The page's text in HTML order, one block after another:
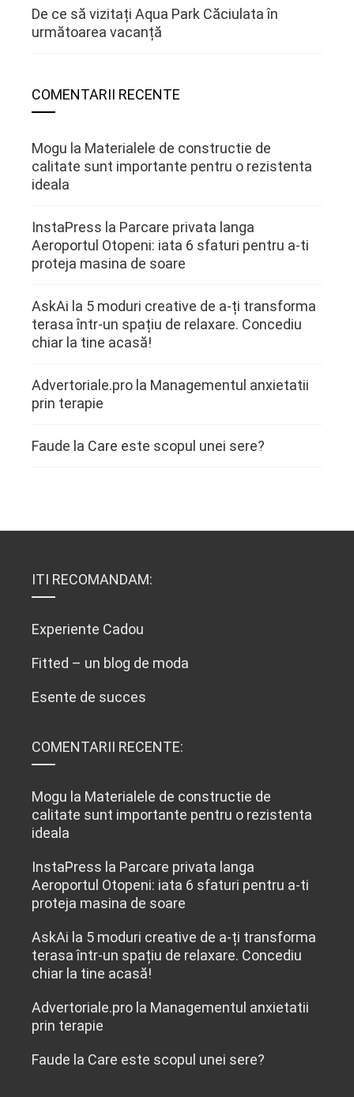
De ce să vizitați Aqua Park Căciulata în
următoarea vacanță
COMENTARII RECENTE
Mogu la Materialele de constructie de
calitate sunt importante pentru o rezistenta
ideala
InstaPress la Parcare privata langa
Aeroportul Otopeni: iata 6 sfaturi pentru a-ti
proteja masina de soare
AskAi la 5 moduri creative de a-ți transforma
terasa într-un spațiu de relaxare. Concediu
chiar la tine acasă!
Advertoriale.pro la Managementul anxietatii
prin terapie
Faude la Care este scopul unei sere?
ITI RECOMANDAM:
Experiente Cadou
Fitted – un blog de moda
Esente de succes
COMENTARII RECENTE:
Mogu la Materialele de constructie de
calitate sunt importante pentru o rezistenta
ideala
InstaPress la Parcare privata langa
Aeroportul Otopeni: iata 6 sfaturi pentru a-ti
proteja masina de soare
AskAi la 5 moduri creative de a-ți transforma
terasa într-un spațiu de relaxare. Concediu
chiar la tine acasă!
Advertoriale.pro la Managementul anxietatii
prin terapie
Faude la Care este scopul unei sere?